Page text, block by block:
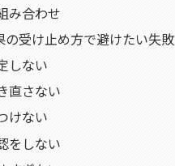
み合わせ
の受け止め方で避けたい失敗
しない
直さない
けない
をしない